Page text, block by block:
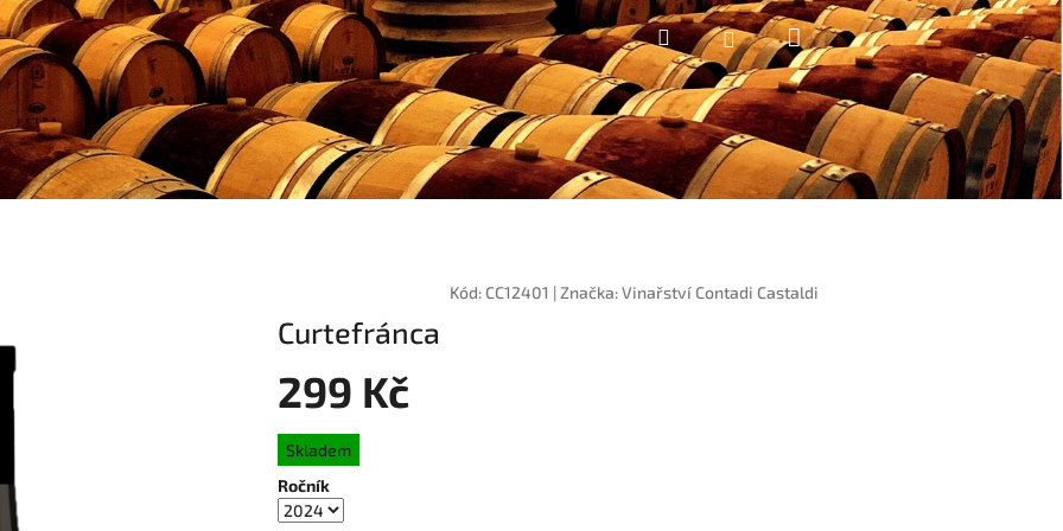
HledatPřihlášeníNákupní
košík
Kód: CC12401 |Značka:Vinařství Contadi Castaldi
Curtefránca
299 Kč
Měrná
cena:
Skladem
Ročník